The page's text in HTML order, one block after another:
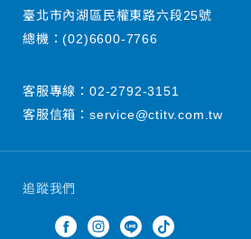
追蹤我們
臺北市內湖區民權東路六段25號
總機：(02)6600-7766
客服專線： 02-2792-3151
客服信箱： service@ctitv.com.tw